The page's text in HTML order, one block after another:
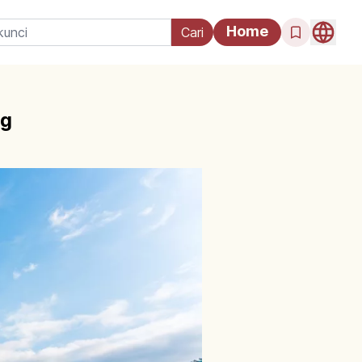
Home